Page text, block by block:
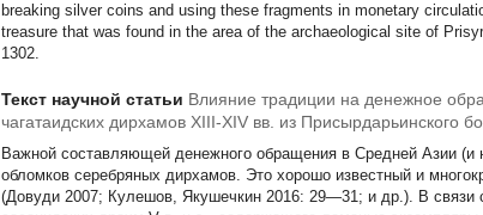
breaking silver coins and using these fragments in monetary
treasure that was found in the area of the archaeological site of
1302.
Текст научной статьи Влияние традиции на денежное
чагатаидских дирхамов XIII-XIV вв. из Присырдарьинского
Важной составляющей денежного обращения в Средней Азии (и
обломков серебряных дирхамов. Это хорошо известный и
(Довуди 2007; Кулешов, Якушечкин 2016: 29—31; и др.). В связи